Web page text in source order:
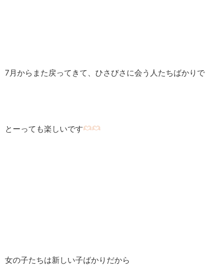
7月からまた戻ってきて、ひさびさに会う人たちばかりで
とーっても楽しいです
女の子たちは新しい子ばかりだから